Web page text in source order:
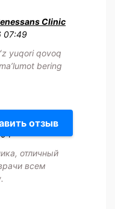
отзыв
Clinic
07:49
yuqori qovoq
bering
clinic
отличный
всем